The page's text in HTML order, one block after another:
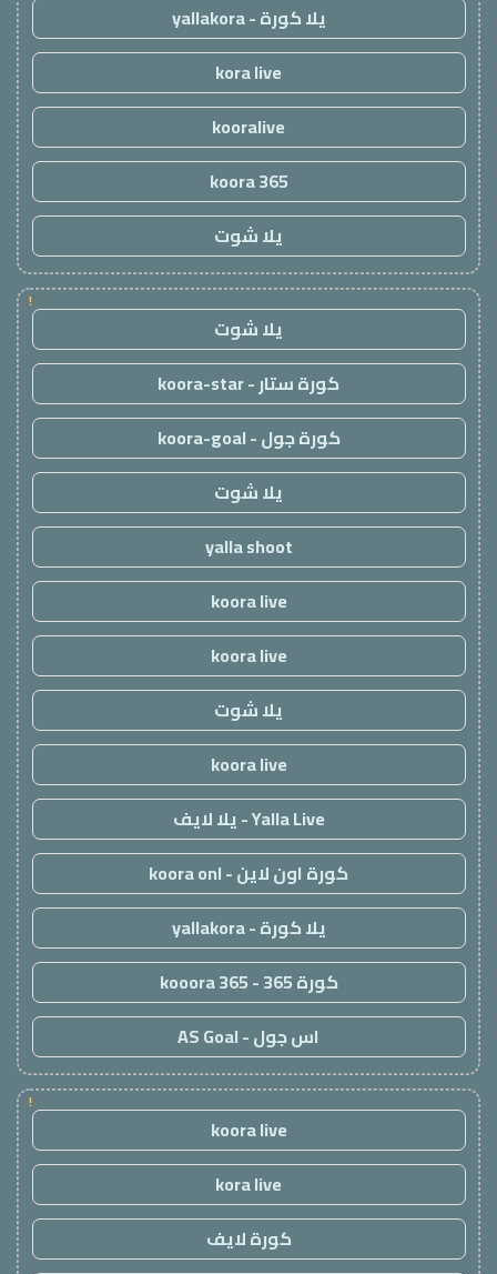
يلا كورة - yallakora
kora live
kooralive
koora 365
يلا شوت
!
يلا شوت
كورة ستار - koora-star
كورة جول - koora-goal
يلا شوت
yalla shoot
koora live
koora live
يلا شوت
koora live
Yalla Live - يلا لايف
كورة اون لاين - koora onl
يلا كورة - yallakora
كورة 365 - kooora 365
اس جول - AS Goal
!
koora live
kora live
كورة لايف